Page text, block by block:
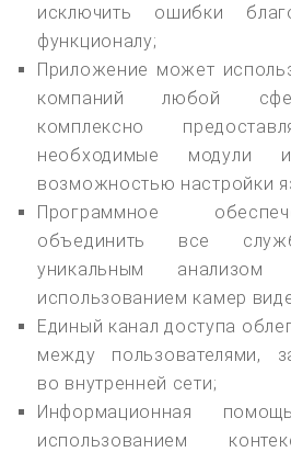
исключить ошибки
функционалу;
Приложение может
компаний любой
комплексно
необходимые модули
возможностью настройки
Программное
объединить все
уникальным
использованием камер
Единый канал доступа
между пользователями,
во внутренней сети;
Информационная
использованием